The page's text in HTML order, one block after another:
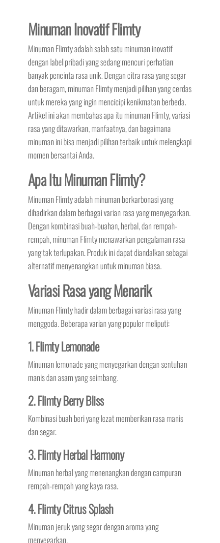
Minuman Inovatif Flimty
Minuman Flimty adalah salah satu minuman inovatif
dengan label pribadi yang sedang mencuri perhatian
banyak pencinta rasa unik. Dengan citra rasa yang segar
dan beragam, minuman Flimty menjadi pilihan yang cerdas
untuk mereka yang ingin mencicipi kenikmatan berbeda.
Artikel ini akan membahas apa itu minuman Flimty, variasi
rasa yang ditawarkan, manfaatnya, dan bagaimana
minuman ini bisa menjadi pilihan terbaik untuk melengkapi
momen bersantai Anda.
Apa Itu Minuman Flimty?
Minuman Flimty adalah minuman berkarbonasi yang
dihadirkan dalam berbagai varian rasa yang menyegarkan.
Dengan kombinasi buah-buahan, herbal, dan rempah-
rempah, minuman Flimty menawarkan pengalaman rasa
yang tak terlupakan. Produk ini dapat diandalkan sebagai
alternatif menyenangkan untuk minuman biasa.
Variasi Rasa yang Menarik
Minuman Flimty hadir dalam berbagai variasi rasa yang
menggoda. Beberapa varian yang populer meliputi:
1. Flimty Lemonade
Minuman lemonade yang menyegarkan dengan sentuhan
manis dan asam yang seimbang.
2. Flimty Berry Bliss
Kombinasi buah beri yang lezat memberikan rasa manis
dan segar.
3. Flimty Herbal Harmony
Minuman herbal yang menenangkan dengan campuran
rempah-rempah yang kaya rasa.
4. Flimty Citrus Splash
Minuman jeruk yang segar dengan aroma yang
menyegarkan.